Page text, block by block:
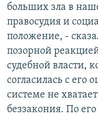
больших зла в
правосудия и
положение, -
позорной
судебной власти,
согласилась с его
системе не
беззакония. По